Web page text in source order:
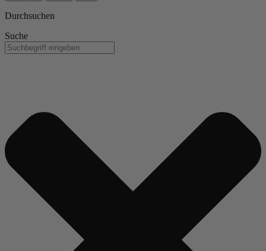
Durchsuchen
Suche